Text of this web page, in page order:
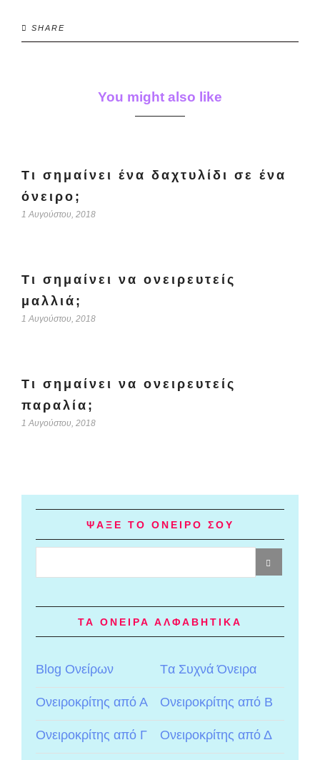
SHARE
You might also like
Τι σημαίνει ένα δαχτυλίδι σε ένα
όνειρο;
1 Αυγούστου, 2018
Τι σημαίνει να ονειρευτείς
μαλλιά;
1 Αυγούστου, 2018
Τι σημαίνει να ονειρευτείς
παραλία;
1 Αυγούστου, 2018
ΨΑΞΕ ΤΟ ΟΝΕΙΡΟ ΣΟΥ
ΤΑ ΟΝΕΙΡΑ ΑΛΦΑΒΗΤΙΚΑ
Blog Ονείρων Tα Συχνά Όνειρα
Ονειροκρίτης από Α Ονειροκρίτης από Β
Ονειροκρίτης από Γ Ονειροκρίτης από Δ